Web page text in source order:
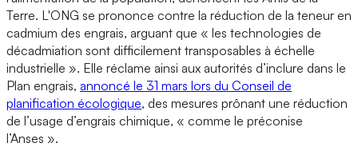
Terre. L'ONG se prononce contre la réduction de la teneur en
cadmium des engrais, arguant que « les technologies de
décadmiation sont difficilement transposables à échelle
industrielle ». Elle réclame ainsi aux autorités d’inclure dans le
Plan engrais, annoncé le 31 mars lors du Conseil de
planification écologique, des mesures prônant une réduction
de l’usage d’engrais chimique, « comme le préconise
l’Anses ».